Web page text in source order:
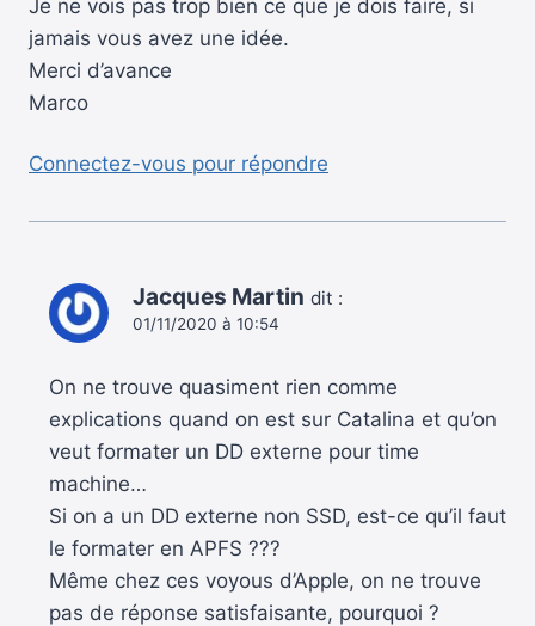
Je ne vois pas trop bien ce que je dois faire, si
jamais vous avez une idée.
Merci d’avance
Marco
Connectez-vous pour répondre
Jacques Martin dit :
01/11/2020 à 10:54
On ne trouve quasiment rien comme
explications quand on est sur Catalina et qu’on
veut formater un DD externe pour time
machine…
Si on a un DD externe non SSD, est-ce qu’il faut
le formater en APFS ???
Même chez ces voyous d’Apple, on ne trouve
pas de réponse satisfaisante, pourquoi ?